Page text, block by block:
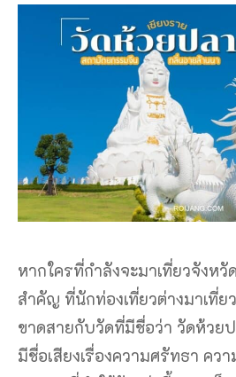
หากใครที่กำลังจะมาเที่ยวจังหวั
สำคัญ ที่นักท่องเที่ยวต่างมาเที่ย
ขาดสายกับวัดที่มีชื่อว่า วัดห้วย
มีชื่อเสียงเรื่องความศรัทธา คว